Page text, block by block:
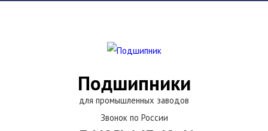
Подшипники
для промышленных заводов
Звонок по России